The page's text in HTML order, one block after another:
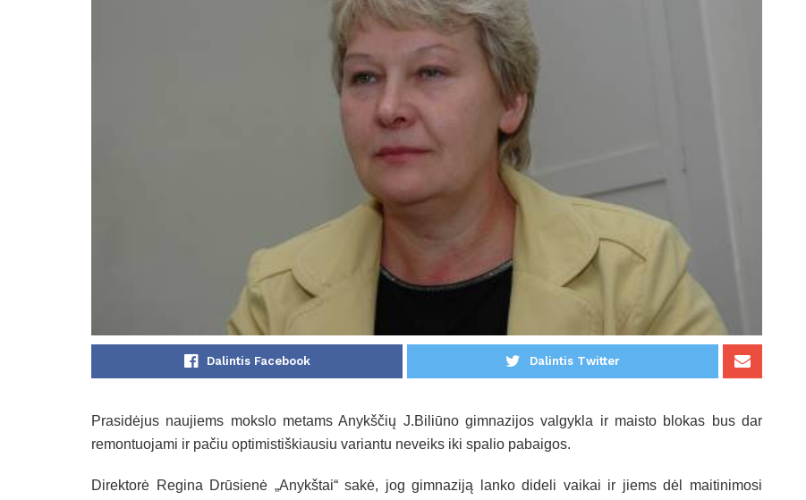
Dalintis Facebook Dalintis Twitter
Prasidėjus naujiems mokslo metams Anykščių J.Biliūno gimnazijos valgykla ir maisto blokas bus dar
remontuojami ir pačiu optimistiškiausiu variantu neveiks iki spalio pabaigos.
Direktorė Regina Drūsienė „Anykštai“ sakė, jog gimnaziją lanko dideli vaikai ir jiems dėl maitinimosi